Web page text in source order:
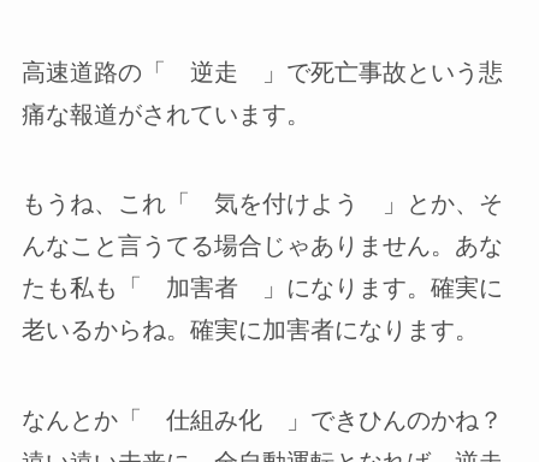
高速道路の「 逆走 」で死亡事故という悲
痛な報道がされています。
もうね、これ「 気を付けよう 」とか、そ
んなこと言うてる場合じゃありません。あな
たも私も「 加害者 」になります。確実に
老いるからね。確実に加害者になります。
なんとか「 仕組み化 」できひんのかね？